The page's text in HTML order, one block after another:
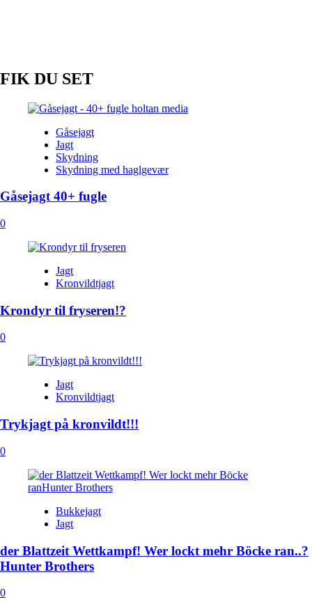
FIK DU SET
Gåsejagt
Jagt
Skydning
Skydning med haglgevær
Gåsejagt 40+ fugle
0
Jagt
Kronvildtjagt
Krondyr til fryseren!?
0
Jagt
Kronvildtjagt
Trykjagt på kronvildt!!!
0
Bukkejagt
Jagt
der Blattzeit Wettkampf! Wer lockt mehr Böcke ran..?
Hunter Brothers
0